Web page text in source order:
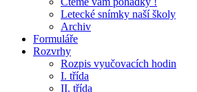
Letecké snímky naší školy
Archiv
Formuláře
Rozvrhy
Rozpis vyučovacích hodin
I. třída
II. třída